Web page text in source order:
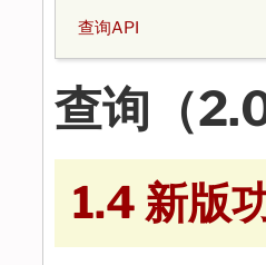
查询API
查询（
1.4 新版